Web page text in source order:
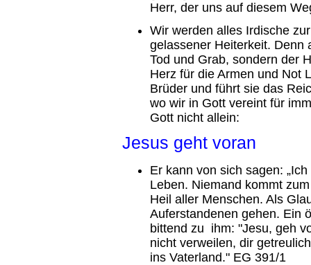
Herr, der uns auf diesem
Wir werden alles Irdische
gelassener Heiterkeit. Denn
Tod und Grab, sondern der
Herz für die Armen und Not
Brüder und führt sie das
wo wir in Gott vereint für
Gott nicht allein:
Jesus geht voran
Er kann von sich sagen:
Leben. Niemand kommt
Heil aller Menschen. Als
Auferstandenen gehen. Ein
bittend zu ihm: "Jesu, geh
nicht verweilen, dir
ins Vaterland." EG 391/1